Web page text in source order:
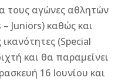
τους αγώνες αθλητών
Juniors) καθώς και
ικανότητες (Special
και θα παραμείνει
16 Ιουνίου και